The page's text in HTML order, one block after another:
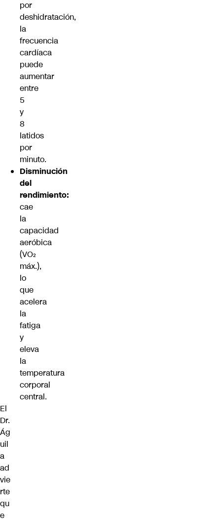
por
deshidratación,
la
frecuencia
cardíaca
puede
aumentar
entre
5
y
8
latidos
por
minuto.
Disminución
del
rendimiento:
cae
la
capacidad
aeróbica
(VO₂
máx.),
lo
que
acelera
la
fatiga
y
eleva
la
temperatura
corporal
central.
El
Dr.
Ág
uil
a
ad
vie
rte
qu
e